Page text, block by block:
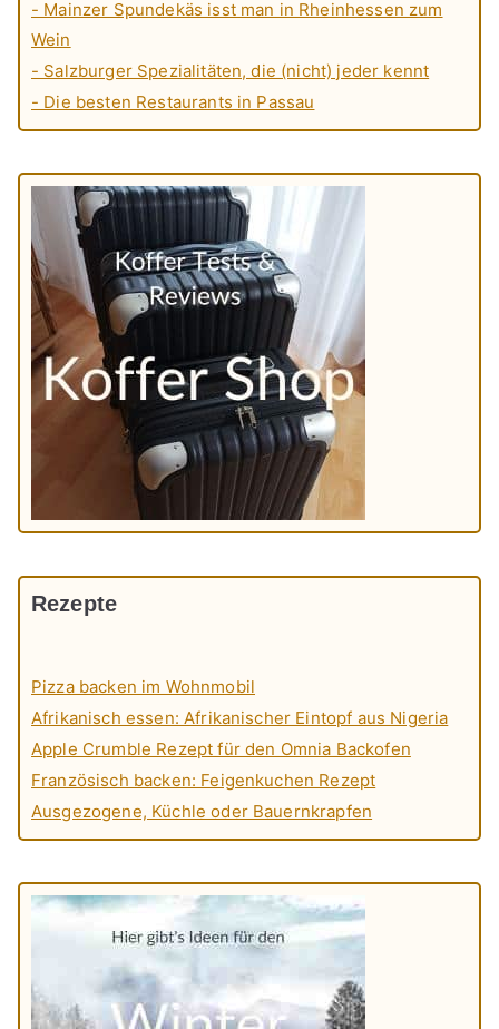
- Mainzer Spundekäs isst man in Rheinhessen zum
Wein
- Salzburger Spezialitäten, die (nicht) jeder kennt
- Die besten Restaurants in Passau
Rezepte
Pizza backen im Wohnmobil
Afrikanisch essen: Afrikanischer Eintopf aus Nigeria
Apple Crumble Rezept für den Omnia Backofen
Französisch backen: Feigenkuchen Rezept
Ausgezogene, Küchle oder Bauernkrapfen